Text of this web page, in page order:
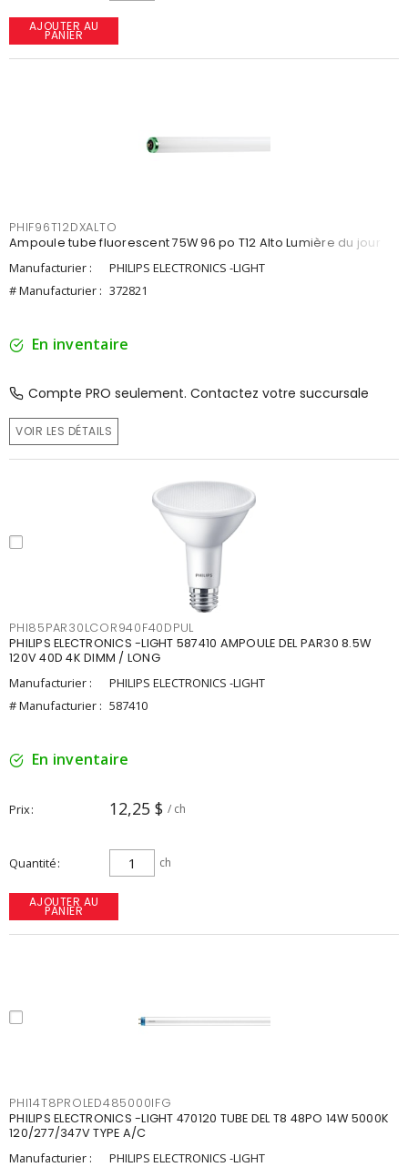
AJOUTER AU
PANIER
PHIF96T12DXALTO
Ampoule tube fluorescent 75W 96 po T12 Alto Lumière du jour
Manufacturier :
PHILIPS ELECTRONICS -LIGHT
# Manufacturier : 372821
En inventaire
Compte PRO seulement. Contactez votre succursale
VOIR LES DÉTAILS
PHI85PAR30LCOR940F40DPUL
PHILIPS ELECTRONICS -LIGHT 587410 AMPOULE DEL PAR30 8.5W
120V 40D 4K DIMM / LONG
Manufacturier :
PHILIPS ELECTRONICS -LIGHT
# Manufacturier : 587410
En inventaire
Prix 12,25 $ / ch
Quantité ch
AJOUTER AU
PANIER
PHI14T8PROLED485000IFG
PHILIPS ELECTRONICS -LIGHT 470120 TUBE DEL T8 48PO 14W 5000K
120/277/347V TYPE A/C
Manufacturier :
PHILIPS ELECTRONICS -LIGHT